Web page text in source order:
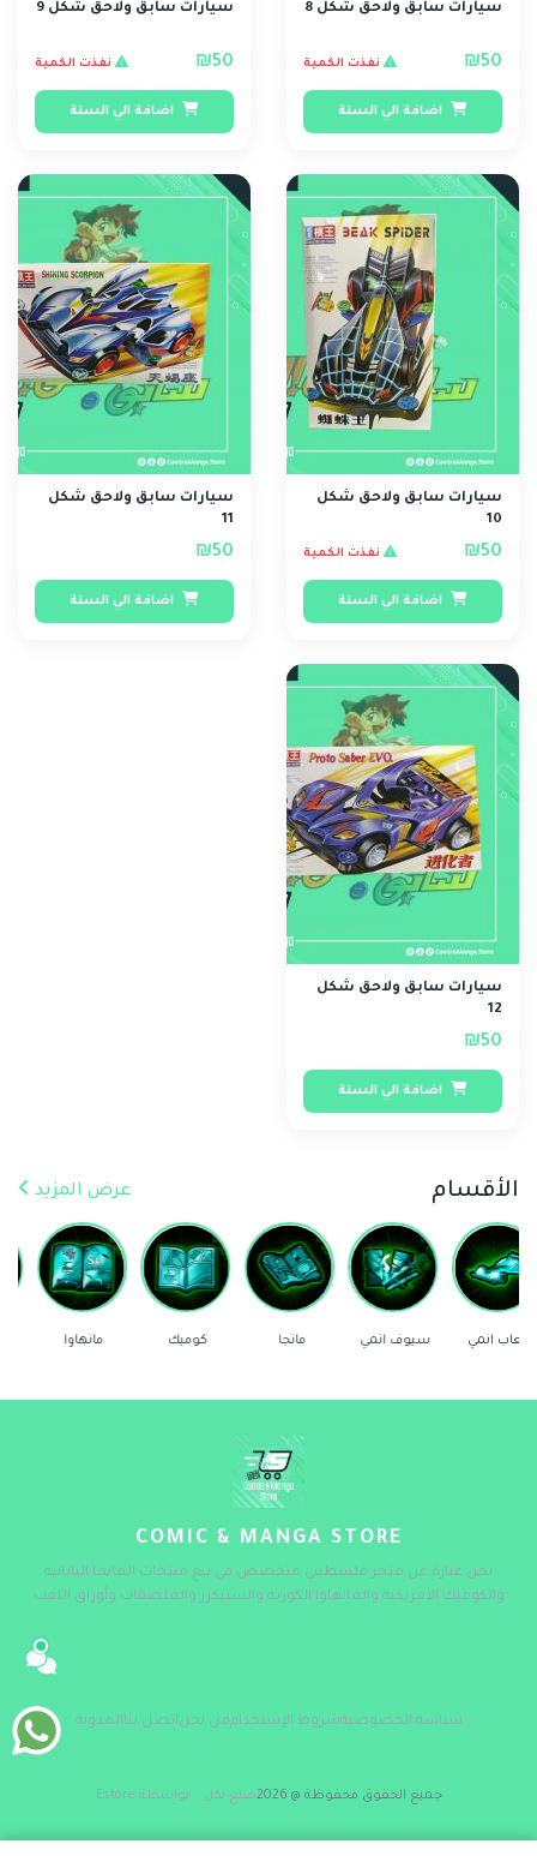
سيارات سابق ولاحق شكل 8
₪50 نفذت الكمية
اضافة الي السلة
سيارات سابق ولاحق شكل 9
₪50 نفذت الكمية
اضافة الي السلة
سيارات سابق ولاحق شكل
10
₪50 نفذت الكمية
اضافة الي السلة
سيارات سابق ولاحق شكل
11
₪50
اضافة الي السلة
سيارات سابق ولاحق شكل
12
₪50
اضافة الي السلة
الأقسام عرض المزيد
سيوف انمي مانجا كوميك مانهاوا ستيكرز
COMIC & MANGA STORE
نحن عبارة عن متجر فلسطيني متخصص في بيع منتجات المانجا اليابانية
والكوميك الامريكية والمانهاوا الكورية والستيكرز والملصقات وأوراق اللعب
سياسة الخصوصيةشروط الإستخداممن نحناتصل بناالمدونة
جميع الحقوق محفوظة @ 2026 صنع بكل بواسطة Estore